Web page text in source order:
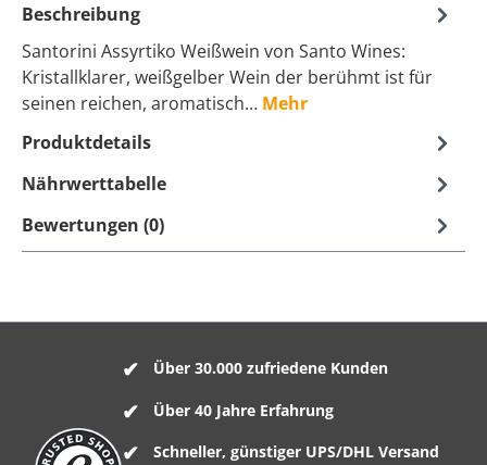
Beschreibung
Santorini Assyrtiko Weißwein von Santo Wines:
Kristallklarer, weißgelber Wein der berühmt ist für
seinen reichen, aromatisch… Mehr
Produktdetails
Nährwerttabelle
Bewertungen (0)
Über 30.000 zufriedene Kunden
Über 40 Jahre Erfahrung
Schneller, günstiger UPS/DHL Versand